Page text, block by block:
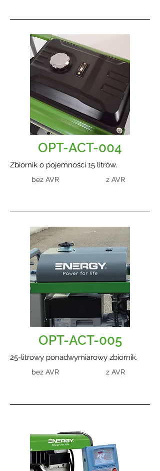
OPT-ACT-004
Zbiornik o pojemności 15 litrów.
bez AVR z AVR
OPT-ACT-005
25-litrowy ponadwymiarowy zbiornik.
bez AVR z AVR